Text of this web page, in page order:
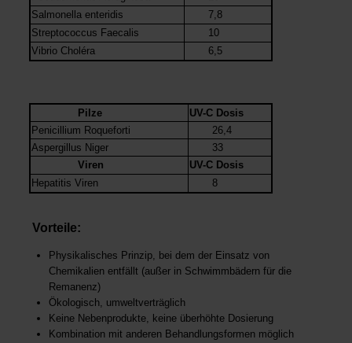
Salmonella enteridis
7,8
Streptococcus Faecalis
10
Vibrio Choléra
6,5
Pilze
UV-C Dosis
Penicillium Roqueforti
26,4
Aspergillus Niger
33
Viren
UV-C Dosis
Hepatitis Viren
8
Vorteile:
Physikalisches Prinzip, bei dem der Einsatz von
Chemikalien entfällt (außer in Schwimmbädern für die
Remanenz)
Ökologisch, umweltverträglich
Keine Nebenprodukte, keine überhöhte Dosierung
Kombination mit anderen Behandlungsformen möglich